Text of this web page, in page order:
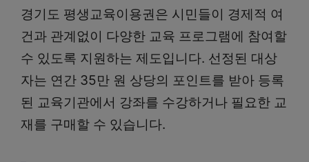
경기도 평생교육이용권은 시민들이 경제적 여
건과 관계없이 다양한 교육 프로그램에 참여할
수 있도록 지원하는 제도입니다. 선정된 대상
자는 연간 35만 원 상당의 포인트를 받아 등록
된 교육기관에서 강좌를 수강하거나 필요한 교
재를 구매할 수 있습니다.